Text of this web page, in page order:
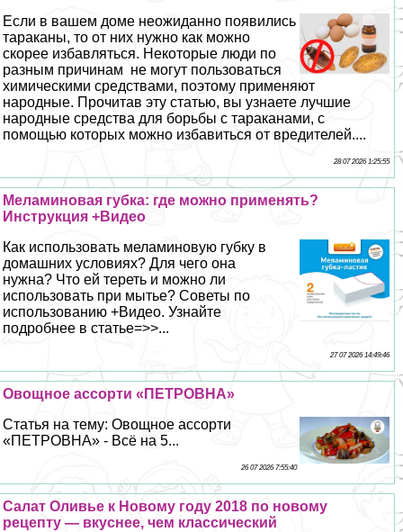
Если в вашем доме неожиданно появились
таpaканы, то от них нужно как можно
скорее избавляться. Некоторые люди по
разным причинам не могут пользоваться
химическими средствами, поэтому применяют
народные. Прочитав эту статью, вы узнаете лучшие
народные средства для борьбы с таpaканами, с
помощью которых можно избавиться от вредителей....
28 07 2026 1:25:55
Меламиновая губка: где можно применять?
Инструкция +Видео
Как использовать меламиновую губку в
домашних условиях? Для чего она
нужна? Что ей тереть и можно ли
использовать при мытье? Советы по
использованию +Видео. Узнайте
подробнее в статье=>>...
27 07 2026 14:49:46
Овощное ассорти «ПЕТРОВНА»
Статья на тему: Овощное ассорти
«ПЕТРОВНА» - Всё на 5...
26 07 2026 7:55:40
Салат Оливье к Новому году 2018 по новому
рецепту — вкуснее, чем классический